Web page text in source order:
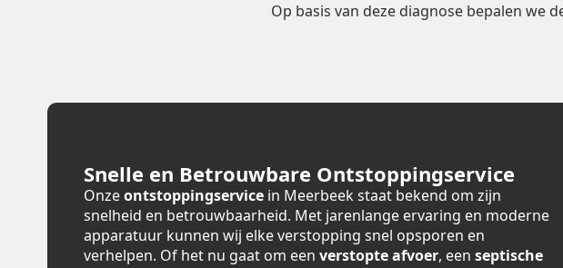
Op basis van deze diagnose bepalen we
Snelle en Betrouwbare Ontstoppingservice
Onzeontstoppingservice in Meerbeek staat bekend om zijn
snelheid en betrouwbaarheid. Met jarenlange ervaring en moderne
apparatuur kunnen wij elke verstopping snel opsporen en
verhelpen. Of het nu gaat om een verstopte afvoer, een septische